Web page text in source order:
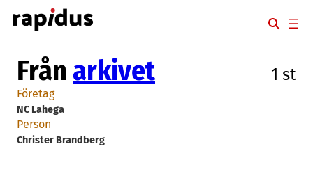
Hoppa
till
Från arkivet 1 st
Företag
NC Lahega
Person
Christer Brandberg